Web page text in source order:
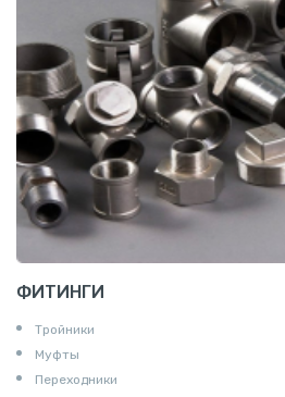
ФИТИНГИ
Тройники
Муфты
Переходники